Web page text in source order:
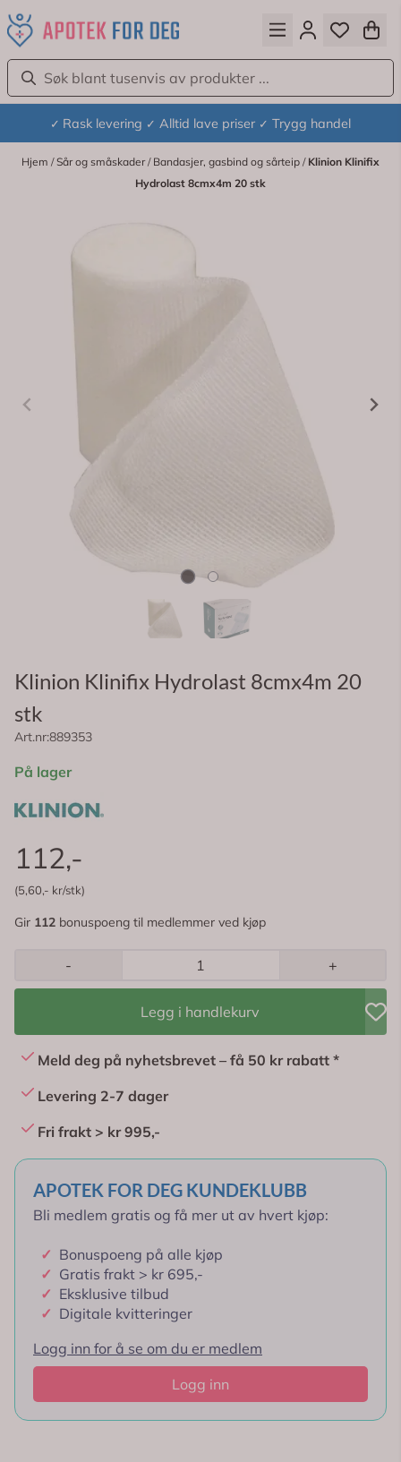
Hopp til innhold
✓ Rask levering ✓ Alltid lave priser ✓ Trygg handel
Hjem /Sår og småskader/ Bandasjer, gasbind og sårteip / Klinion Klinifix
Hydrolast 8cmx4m 20 stk
Klinion Klinifix Hydrolast 8cmx4m 20
stk
Art.nr:889353
På lager
112,-
(5,60,- kr/stk)
Gir 112 bonuspoeng til medlemmer ved kjøp
- +
Legg i handlekurv
Meld deg på nyhetsbrevet – få 50 kr rabatt *
Levering 2-7 dager
Fri frakt > kr 995,-
APOTEK FOR DEG KUNDEKLUBB
Bli medlem gratis og få mer ut av hvert kjøp:
✓ Bonuspoeng på alle kjøp
✓ Gratis frakt > kr 695,-
✓ Eksklusive tilbud
✓ Digitale kvitteringer
Logg inn for å se om du er medlem
Logg inn